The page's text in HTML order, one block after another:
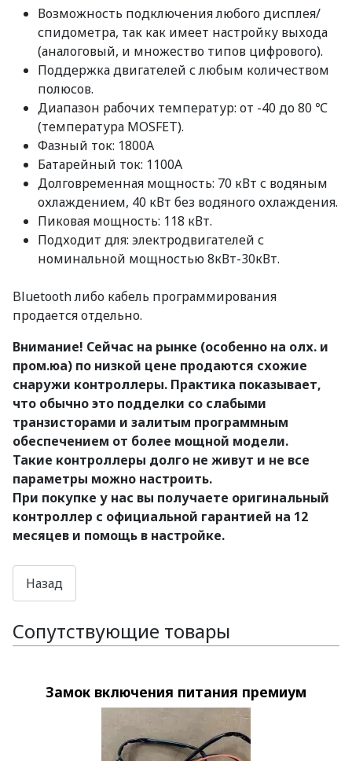
Возможность подключения любого дисплея/
спидометра, так как имеет настройку выхода
(аналоговый, и множество типов цифрового).
Поддержка двигателей с любым количеством
полюсов.
Диапазон рабочих температур: от -40 до 80 ℃
(температура MOSFET).
Фазный ток: 1800А
Батарейный ток: 1100А
Долговременная мощность: 70 кВт с водяным
охлаждением, 40 кВт без водяного охлаждения.
Пиковая мощность: 118 кВт.
Подходит для: электродвигателей с
номинальной мощностью 8кВт-30кВт.
Bluetooth либо кабель программирования
продается отдельно.
Внимание! Сейчас на рынке (особенно на олх. и
пром.юа) по низкой цене продаются схожие
снаружи контроллеры. Практика показывает,
что обычно это подделки со слабыми
транзисторами и залитым программным
обеспечением от более мощной модели.
Такие контроллеры долго не живут и не все
параметры можно настроить.
При покупке у нас вы получаете оригинальный
контроллер с официальной гарантией на 12
месяцев и помощь в настройке.
Сопутствующие товары
Замок включения питания премиум